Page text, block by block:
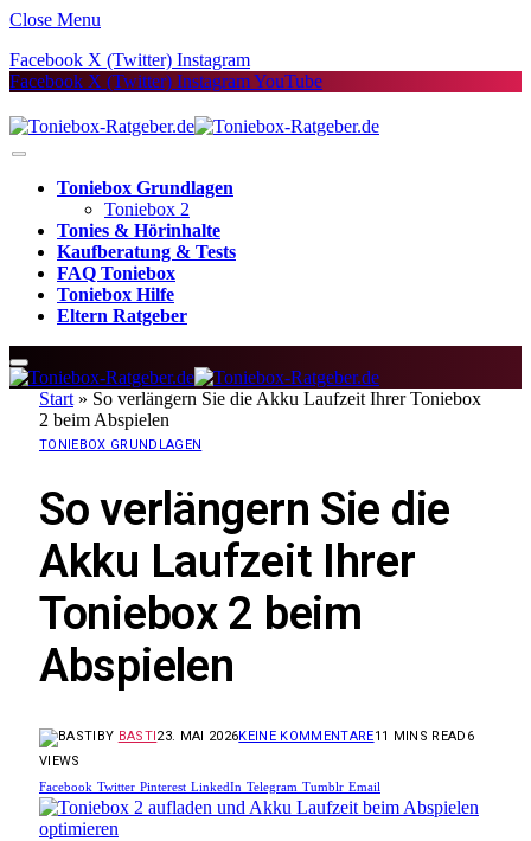
Close Menu
Facebook X (Twitter) Instagram
Facebook X (Twitter) InstagramYouTube
Toniebox Grundlagen
Toniebox 2
Tonies & Hörinhalte
Kaufberatung & Tests
FAQ Toniebox
Toniebox Hilfe
Eltern Ratgeber
Start » So verlängern Sie die Akku Laufzeit Ihrer Toniebox
2 beim Abspielen
TONIEBOX GRUNDLAGEN
So verlängern Sie die
Akku Laufzeit Ihrer
Toniebox 2 beim
Abspielen
BY BASTI23. MAI 2026KEINE KOMMENTARE11 MINS READ 6
VIEWS
Facebook Twitter Pinterest LinkedIn Telegram Tumblr Email